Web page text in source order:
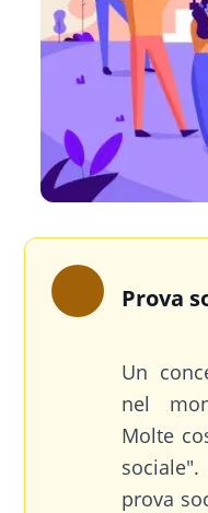
Prova
Un
nel
Molte
prova